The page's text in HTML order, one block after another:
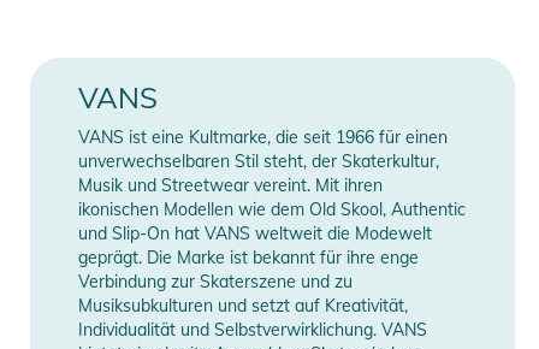
- Unisex-Größe
- Lockere Passform für einen geräumigen Look und eine frei
- 100% Bio-Baumwolle
Produktinformationen und
Sicherheitshinweise
Gebrauchsanweisungen, Sicherheitshinweise und Warnungen
finden Sie direkt am Produkt.
Farbe beige
Manufacturer
Information
Herstellerangaben
anzeigen
VANS
VANS ist eine Kultmarke, die seit 1966 für einen
unverwechselbaren Stil steht, der Skaterkultur,
Musik und Streetwear vereint. Mit ihren
ikonischen Modellen wie dem Old Skool, Authentic
und Slip-On hat VANS weltweit die Modewelt
geprägt. Die Marke ist bekannt für ihre enge
Verbindung zur Skaterszene und zu
Musiksubkulturen und setzt auf Kreativität,
Individualität und Selbstverwirklichung. VANS